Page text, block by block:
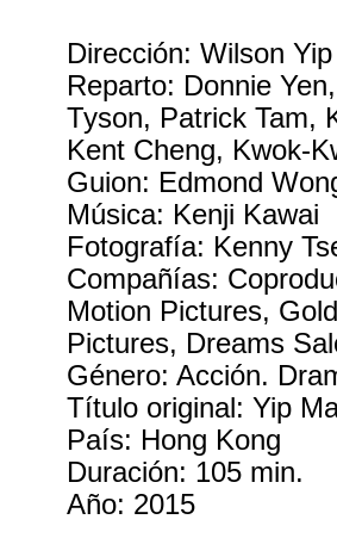
Dirección: Wilson Yip
Reparto: Donnie
Tyson, Patrick Tam,
Kent Cheng, Kwok-
Guion: Edmond
Música: Kenji Kawai
Fotografía: Kenny
Compañías:
Motion Pictures,
Pictures, Dreams
Género: Acción.
Título original: Yip
País: Hong Kong
Duración: 105 min.
Año: 2015